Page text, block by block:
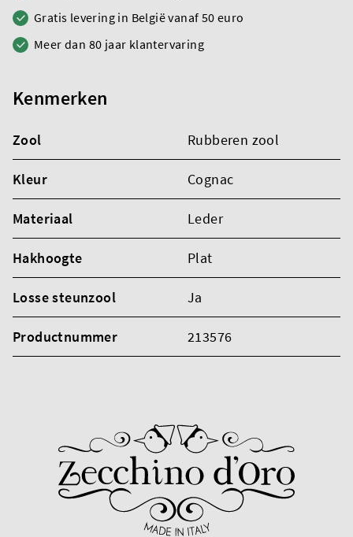
Gratis levering in België vanaf 50 euro
Meer dan 80 jaar klantervaring
Kenmerken
Zool Rubberen zool
Kleur Cognac
Materiaal Leder
Hakhoogte Plat
Losse steunzool Ja
Productnummer 213576